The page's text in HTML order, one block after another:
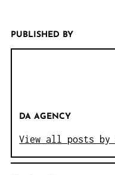
PUBLISHED BY
DA AGENCY
View all posts by